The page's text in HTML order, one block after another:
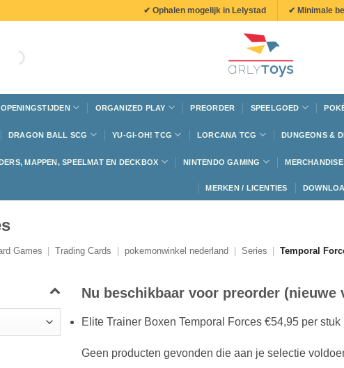
✔ Ophalen mogelijk in Lelystad ✔ Minimale
ORGANIZED PLAY PREORDER SPEELGOED
DRAGON BALL SCG YU-GI-OH! TCG LORCANA TCG DUNGEONS &
MAPPEN, SPEELMAT EN DECKBOX NINTENDO GAMING MERCHANDISE
MERKEN / LICENTIES
Games Trading Cards pokemonwinkel nederland Series Temporal
Nu beschikbaar voor preorder
Elite Trainer Boxen Temporal Forces €54,95 per stuk
Geen producten gevonden die aan je selectie